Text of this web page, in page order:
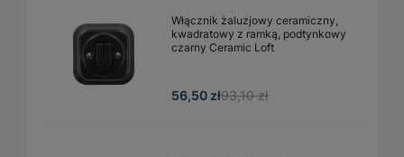
Włącznik żaluzjowy ceramiczny,
kwadratowy z ramką, podtynkowy
czarny Ceramic Loft
56,50 zł93,10 zł